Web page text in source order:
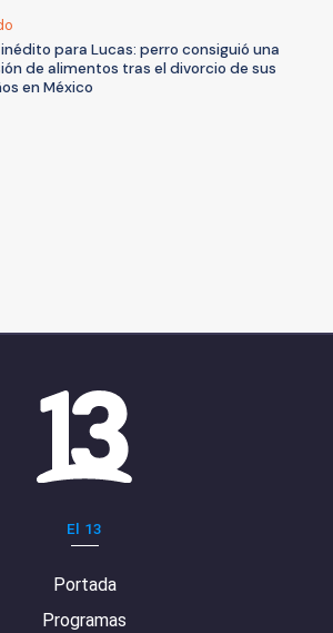
inédito para Lucas: perro consiguió una
de alimentos tras el divorcio de sus
en México
El 13
Portada
Programas